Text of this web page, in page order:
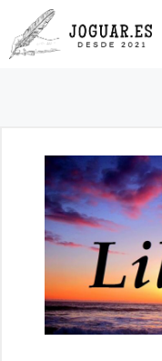
Saltar
al
contenido